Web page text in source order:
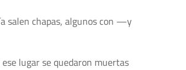
salen chapas, algunos con —y
lugar se quedaron muertas